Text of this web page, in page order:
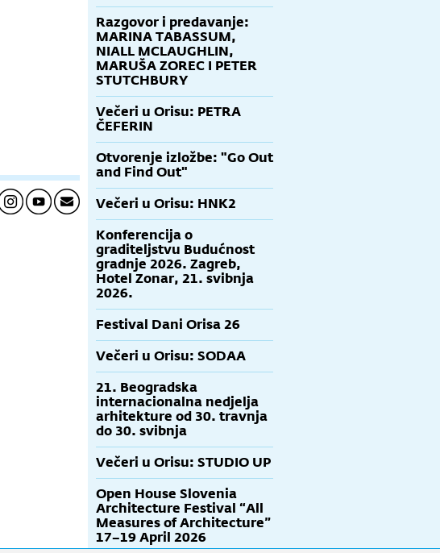
Razgovor i predavanje:
MARINA TABASSUM,
NIALL MCLAUGHLIN,
MARUŠA ZOREC I PETER
STUTCHBURY
Večeri u Orisu: PETRA
ČEFERIN
Otvorenje izložbe: "Go Out
and Find Out"
Večeri u Orisu: HNK2
Konferencija o
graditeljstvu Budućnost
gradnje 2026. Zagreb,
Hotel Zonar, 21. svibnja
2026.
Festival Dani Orisa 26
Večeri u Orisu: SODAA
21. Beogradska
internacionalna nedjelja
arhitekture od 30. travnja
do 30. svibnja
Večeri u Orisu: STUDIO UP
Open House Slovenia
Architecture Festival “All
Measures of Architecture”
17–19 April 2026